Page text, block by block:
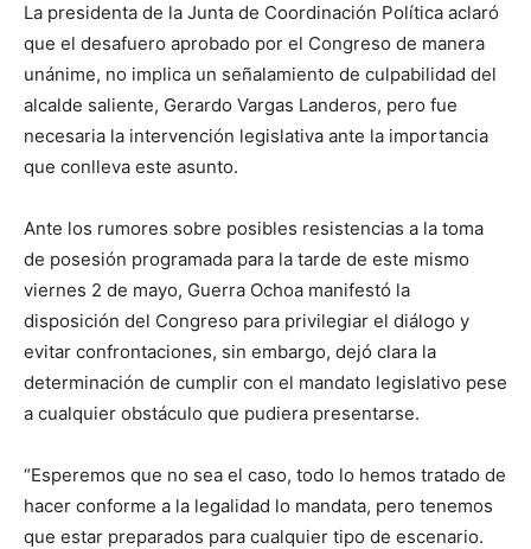
La presidenta de la Junta de Coordinación Política aclaró
que el desafuero aprobado por el Congreso de manera
unánime, no implica un señalamiento de culpabilidad del
alcalde saliente, Gerardo Vargas Landeros, pero fue
necesaria la intervención legislativa ante la importancia
que conlleva este asunto.
Ante los rumores sobre posibles resistencias a la toma
de posesión programada para la tarde de este mismo
viernes 2 de mayo, Guerra Ochoa manifestó la
disposición del Congreso para privilegiar el diálogo y
evitar confrontaciones, sin embargo, dejó clara la
determinación de cumplir con el mandato legislativo pese
a cualquier obstáculo que pudiera presentarse.
“Esperemos que no sea el caso, todo lo hemos tratado de
hacer conforme a la legalidad lo mandata, pero tenemos
que estar preparados para cualquier tipo de escenario.